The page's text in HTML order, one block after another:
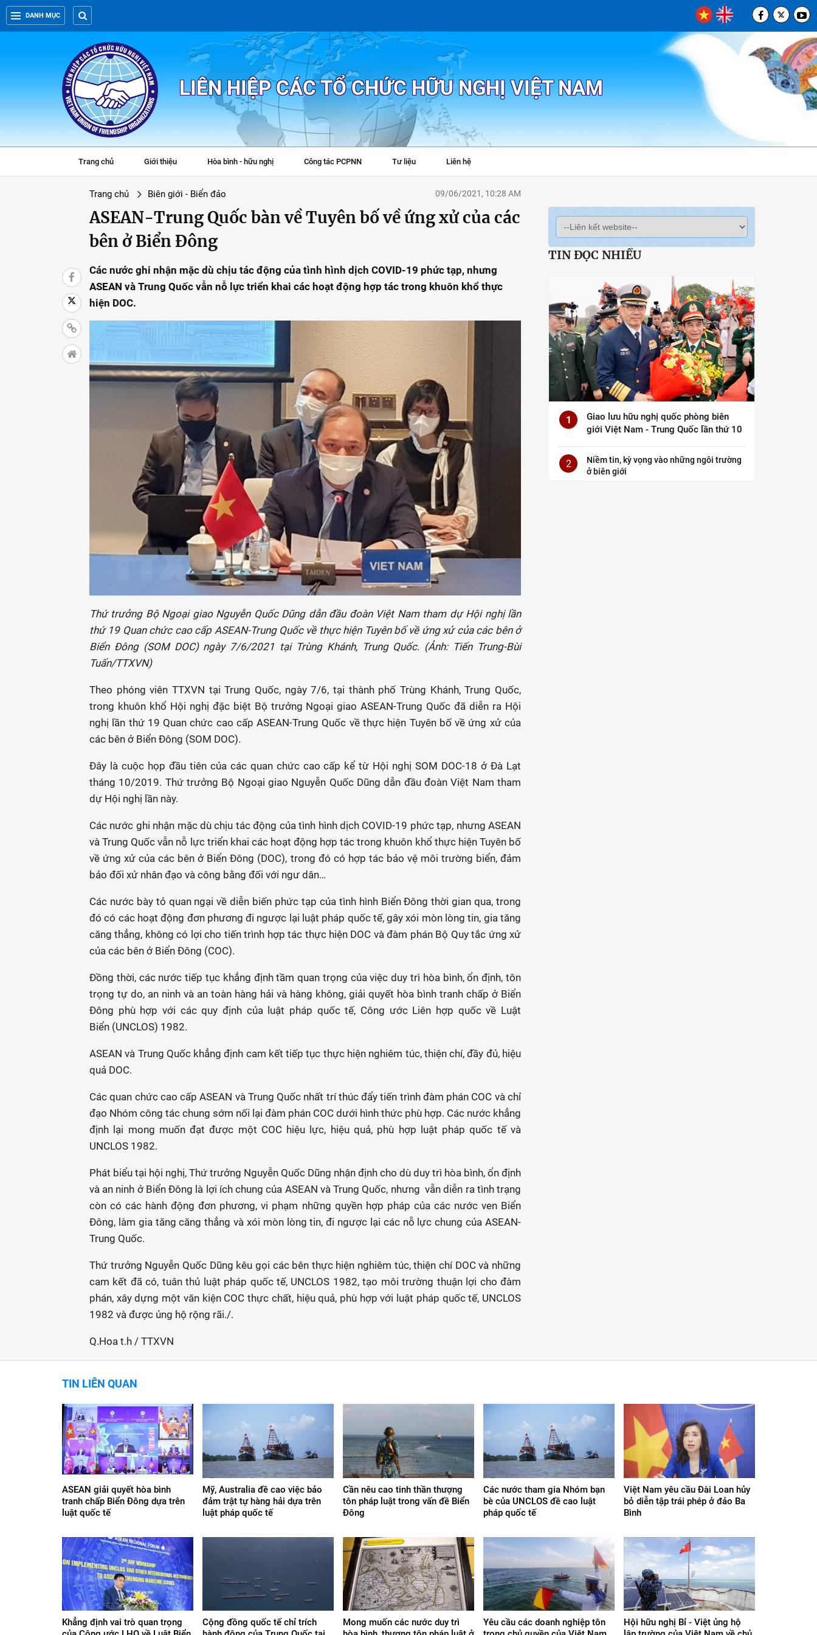
DANH MỤC
LIÊN HIỆP CÁC TỔ CHỨC HỮU NGHỊ VIỆT NAM
Trang chủ Giới thiệu Hòa bình - hữu nghị Công tác PCPNN Tư liệu Liên hệ
Trang chủ Biên giới - Biển đảo 09/06/2021, 10:28 AM
ASEAN-Trung Quốc bàn về Tuyên bố về ứng xử của các
bên ở Biển Đông
Các nước ghi nhận mặc dù chịu tác động của tình hình dịch COVID-19 phức tạp, nhưng
ASEAN và Trung Quốc vẫn nỗ lực triển khai các hoạt động hợp tác trong khuôn khổ thực
hiện DOC.
Thứ trưởng Bộ Ngoại giao Nguyễn Quốc Dũng dẫn đầu đoàn Việt Nam tham dự Hội nghị lần
thứ 19 Quan chức cao cấp ASEAN-Trung Quốc về thực hiện Tuyên bố về ứng xử của các bên ở
Biển Đông (SOM DOC) ngày 7/6/2021 tại Trùng Khánh, Trung Quốc. (Ảnh: Tiến Trung-Bùi
Tuấn/TTXVN)
Theo phóng viên TTXVN tại Trung Quốc, ngày 7/6, tại thành phố Trùng Khánh, Trung Quốc,
trong khuôn khổ Hội nghị đặc biệt Bộ trưởng Ngoại giao ASEAN-Trung Quốc đã diễn ra Hội
nghị lần thứ 19 Quan chức cao cấp ASEAN-Trung Quốc về thực hiện Tuyên bố về ứng xử của
các bên ở Biển Đông (SOM DOC).
Đây là cuộc họp đầu tiên của các quan chức cao cấp kể từ Hội nghị SOM DOC-18 ở Đà Lạt
tháng 10/2019. Thứ trưởng Bộ Ngoại giao Nguyễn Quốc Dũng dẫn đầu đoàn Việt Nam tham
dự Hội nghị lần này.
Các nước ghi nhận mặc dù chịu tác động của tình hình dịch COVID-19 phức tạp, nhưng ASEAN
và Trung Quốc vẫn nỗ lực triển khai các hoạt động hợp tác trong khuôn khổ thực hiện Tuyên bố
về ứng xử của các bên ở Biển Đông (DOC), trong đó có hợp tác bảo vệ môi trường biển, đảm
bảo đối xử nhân đạo và công bằng đối với ngư dân…
Các nước bày tỏ quan ngại về diễn biến phức tạp của tình hình Biển Đông thời gian qua, trong
đó có các hoạt động đơn phương đi ngược lại luật pháp quốc tế, gây xói mòn lòng tin, gia tăng
căng thẳng, không có lợi cho tiến trình hợp tác thực hiện DOC và đàm phán Bộ Quy tắc ứng xử
của các bên ở Biển Đông (COC).
Đồng thời, các nước tiếp tục khẳng định tầm quan trọng của việc duy trì hòa bình, ổn định, tôn
trọng tự do, an ninh và an toàn hàng hải và hàng không, giải quyết hòa bình tranh chấp ở Biển
Đông phù hợp với các quy định của luật pháp quốc tế, Công ước Liên hợp quốc về Luật
Biển (UNCLOS) 1982.
ASEAN và Trung Quốc khẳng định cam kết tiếp tục thực hiện nghiêm túc, thiện chí, đầy đủ, hiệu
quả DOC.
Các quan chức cao cấp ASEAN và Trung Quốc nhất trí thúc đẩy tiến trình đàm phán COC và chỉ
đạo Nhóm công tác chung sớm nối lại đàm phán COC dưới hình thức phù hợp. Các nước khẳng
định lại mong muốn đạt được một COC hiệu lực, hiệu quả, phù hợp luật pháp quốc tế và
UNCLOS 1982.
Phát biểu tại hội nghị, Thứ trưởng Nguyễn Quốc Dũng nhận định cho dù duy trì hòa bình, ổn định
và an ninh ở Biển Đông là lợi ích chung của ASEAN và Trung Quốc, nhưng vẫn diễn ra tình trạng
còn có các hành động đơn phương, vi phạm những quyền hợp pháp của các nước ven Biển
Đông, làm gia tăng căng thẳng và xói mòn lòng tin, đi ngược lại các nỗ lực chung của ASEAN-
Trung Quốc.
Thứ trưởng Nguyễn Quốc Dũng kêu gọi các bên thực hiện nghiêm túc, thiện chí DOC và những
cam kết đã có, tuân thủ luật pháp quốc tế, UNCLOS 1982, tạo môi trường thuận lợi cho đàm
phán, xây dựng một văn kiện COC thực chất, hiệu quả, phù hợp với luật pháp quốc tế, UNCLOS
1982 và được ủng hộ rộng rãi./.
Q.Hoa t.h / TTXVN
TIN ĐỌC NHIỀU
1
Giao lưu hữu nghị quốc phòng biên
giới Việt Nam - Trung Quốc lần thứ 10
2
Niềm tin, kỳ vọng vào những ngôi trường
ở biên giới
TIN LIÊN QUAN
ASEAN giải quyết hòa bình
tranh chấp Biển Đông dựa trên
luật quốc tế
Mỹ, Australia đề cao việc bảo
đảm trật tự hàng hải dựa trên
luật pháp quốc tế
Cần nêu cao tinh thần thượng
tôn pháp luật trong vấn đề Biển
Đông
Các nước tham gia Nhóm bạn
bè của UNCLOS đề cao luật
pháp quốc tế
Việt Nam yêu cầu Đài Loan hủy
bỏ diễn tập trái phép ở đảo Ba
Bình
Khẳng định vai trò quan trọng
Cộng đồng quốc tế chỉ trích
Mong muốn các nước duy trì
Yêu cầu các doanh nghiệp tôn
Hội hữu nghị Bỉ - Việt ủng hộ